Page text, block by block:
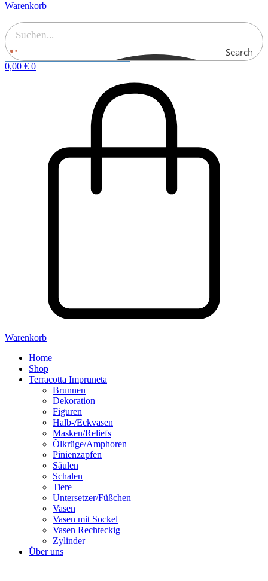
Warenkorb
Search
0,00 € 0
Warenkorb
Home
Shop
Terracotta Impruneta
Brunnen
Dekoration
Figuren
Halb-/Eckvasen
Masken/Reliefs
Ölkrüge/Amphoren
Pinienzapfen
Säulen
Schalen
Tiere
Untersetzer/Füßchen
Vasen
Vasen mit Sockel
Vasen Rechteckig
Zylinder
Über uns